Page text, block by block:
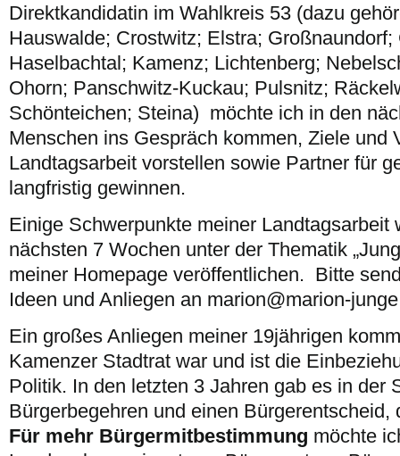
–
Direktkandidatin im Wahlkreis 53 (dazu
Hauswalde; Crostwitz; Elstra; Großnaundorf;
Haselbachtal; Kamenz; Lichtenberg;
Ohorn; Panschwitz-Kuckau; Pulsnitz;
Schönteichen; Steina) möchte ich in den
Menschen ins Gespräch kommen, Ziele und
Landtagsarbeit vorstellen sowie Partner für
langfristig gewinnen.
Einige Schwerpunkte meiner Landtagsarbeit
nächsten 7 Wochen unter der Thematik
meiner Homepage veröffentlichen. Bitte
Ideen und Anliegen an marion@marion-
Ein großes Anliegen meiner 19jährigen
Kamenzer Stadtrat war und ist die
Politik. In den letzten 3 Jahren gab es in der
Bürgerbegehren und einen Bürgerentscheid,
Für mehr Bürgermitbestimmung möchte